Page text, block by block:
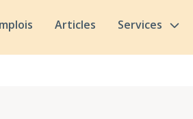
Articles Services